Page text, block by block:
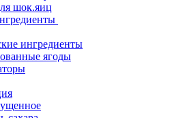
шок.яиц
ингредиенты
ягоды